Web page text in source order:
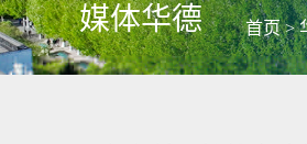
媒体华德 首页>